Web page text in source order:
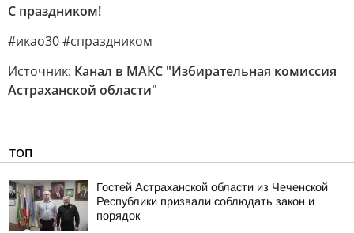
С праздником!
#икао30 #спраздником
Источник: Канал в МАКС "Избирательная комиссия
Астраханской области"
ТОП
Гостей Астраханской области из Чеченской
Республики призвали соблюдать закон и
порядок